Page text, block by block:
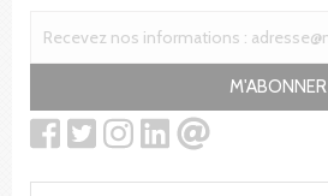
M'ABONNER